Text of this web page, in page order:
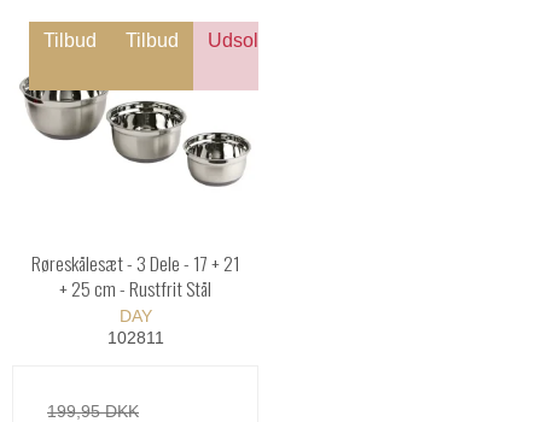
Tilbud Tilbud Udsolgt
Røreskålesæt - 3 Dele - 17 + 21
+ 25 cm - Rustfrit Stål
DAY
102811
199,95 DKK